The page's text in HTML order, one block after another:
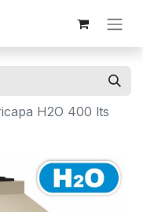
H2O 400 lts